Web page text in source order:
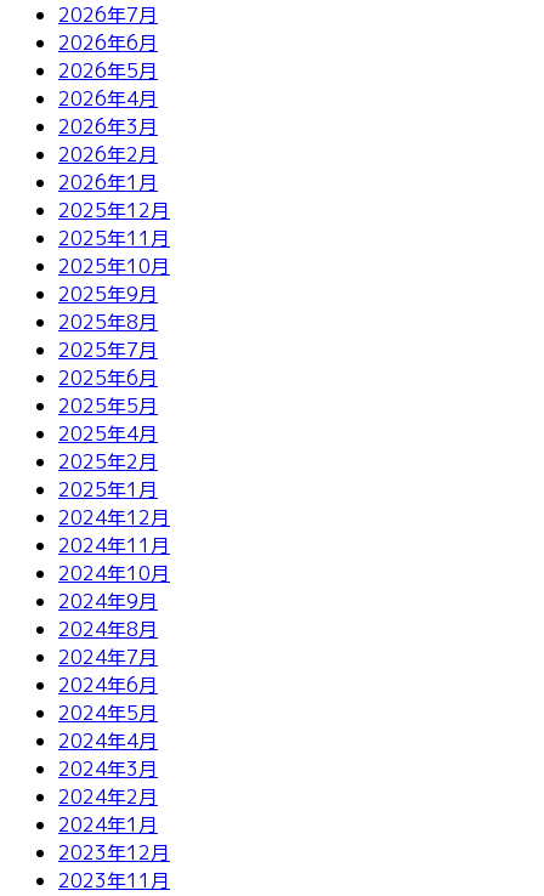
2026年7月
2026年6月
2026年5月
2026年4月
2026年3月
2026年2月
2026年1月
2025年12月
2025年11月
2025年10月
2025年9月
2025年8月
2025年7月
2025年6月
2025年5月
2025年4月
2025年2月
2025年1月
2024年12月
2024年11月
2024年10月
2024年9月
2024年8月
2024年7月
2024年6月
2024年5月
2024年4月
2024年3月
2024年2月
2024年1月
2023年12月
2023年11月